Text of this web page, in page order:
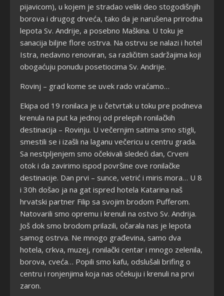
pijavicom), u kojem je stradao veliki deo stogodišnjih
borova i drugog drveća, tako da je narušena prirodna
lepota Sv. Andrije, a posebno Maškina. U toku je
sanacija biljne flore ostrva. Na ostrvu se nalazi i hotel
Istra, nedavno renoviran, sa različitim sadržajima koji
obogaćuju ponudu posetiocima Sv. Andrije.
Rovinj – grad kome se uvek rado vraćamo…
Ekipa od 19 ronilaca je u četvrtak u toku pre podneva
krenula na put ka jednoj od prelepih ronilačkih
destinacija – Rovinju. U večernjim satima smo stigli,
smestili se i izašli na laganu večericu u centru grada.
Sa nestpljenjem smo očekivali sledeći dan, Crveni
otok i da zavirimo ispod površine ove ronilačke
destinacije. Dan prvi – sunce, vetrić i miris mora… U 8
i 30h došao ja na gat ispred hotela Katarina naš
hrvatski partner Filip sa svojim brodom Pufferom.
Natovarili smo opremu i krenuli na ostvo Sv. Andrija.
Još dok smo brodom prilazili, očarala nas je lepota
samog ostrva. Ne mnogo građevina, samo dva
hotela, crkva, muzej, ronilački centar i mnogo zelenila,
borova, cveća… Popili smo kafu, odslušali brifing o
centru i ronjenjima koja nas očekuju i krenuli na prvi
zaron.